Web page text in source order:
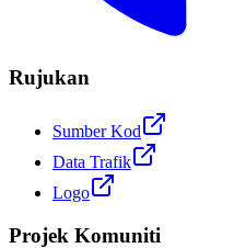
Rujukan
Sumber Kod
Data Trafik
Logo
Projek Komuniti